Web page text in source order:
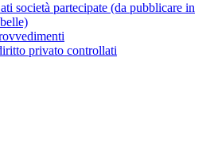
società partecipate (da pubblicare in
privato controllati